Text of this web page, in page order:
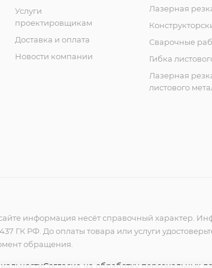
Услуги
проектировщикам
Доставка и оплата
Новости компании
Лазерная
Сварочные
Гибка
Лазерная
листового
информация несёт справочный характер.
ГК РФ. До оплаты товара или услуги
обращения.
Согласие на обработку персональных